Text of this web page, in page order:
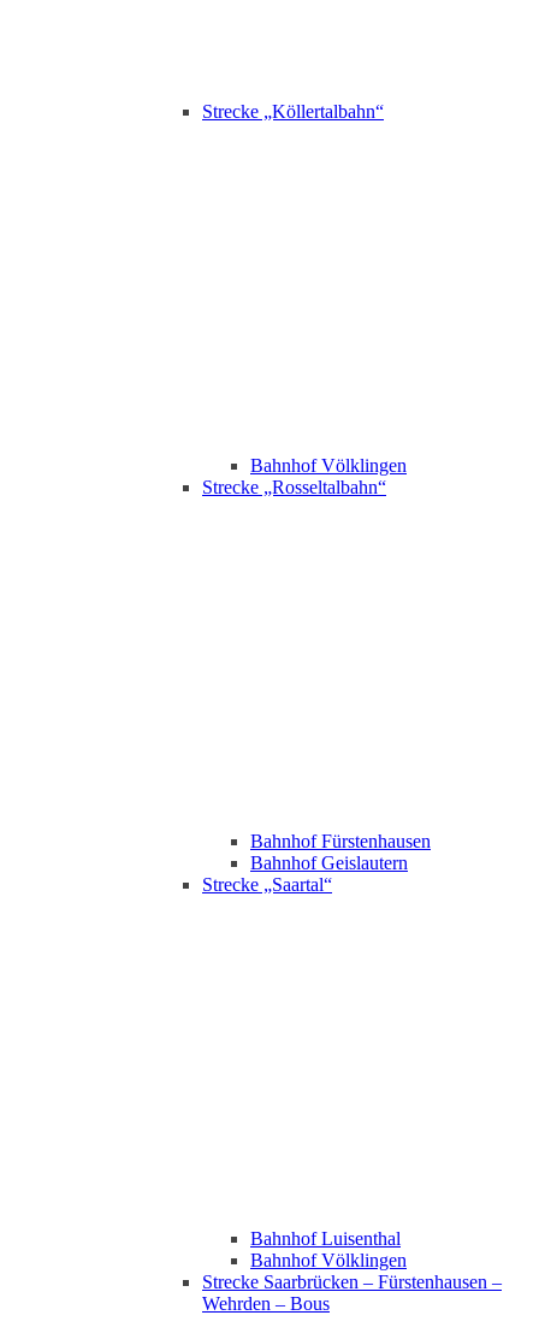
Strecke „Köllertalbahn“
Bahnhof Völklingen
Strecke „Rosseltalbahn“
Bahnhof Fürstenhausen
Bahnhof Geislautern
Strecke „Saartal“
Bahnhof Luisenthal
Bahnhof Völklingen
Strecke Saarbrücken – Fürstenhausen –
Wehrden – Bous